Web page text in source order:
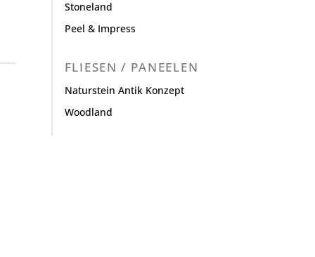
Stoneland
Peel & Impress
FLIESEN / PANEELEN
Naturstein Antik Konzept
Woodland